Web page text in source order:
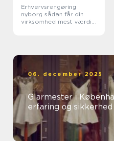
Erhvervsrengøring
nyborg sådan får din
virksomhed mest værdi
06. december 2025
Glarmester i
erfaring og sikkerhed